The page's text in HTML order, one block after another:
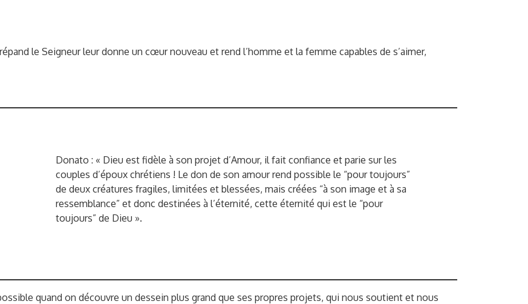
le Seigneur leur donne un cœur nouveau et rend l’homme et la femme capables de s’aimer,
Donato : « Dieu est fidèle à son projet d’Amour, il fait confiance et parie sur les
couples d’époux chrétiens ! Le don de son amour rend possible le “pour toujours”
de deux créatures fragiles, limitées et blessées, mais créées “à son image et à sa
ressemblance” et donc destinées à l’éternité, cette éternité qui est le “pour
toujours” de Dieu ».
quand on découvre un dessein plus grand que ses propres projets, qui nous soutient et nous